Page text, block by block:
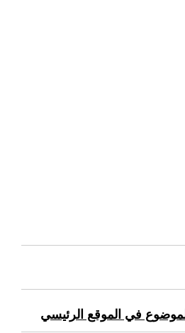
في الموقع الرئيسي